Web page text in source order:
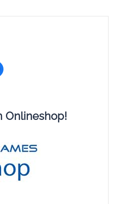
Onlineshop!